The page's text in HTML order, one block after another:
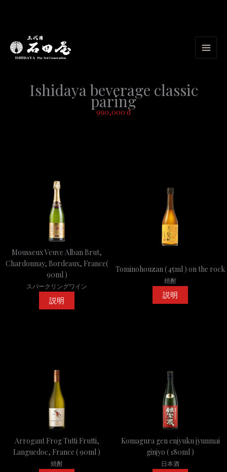
Ishidaya beverage classic
paring
990,000 đ
Mousseux Veuve Alban Brut,
Chardonnay, Bordeaux, France(
90ml )
スパークリングワイン
説明
Tominohouzan ( 45ml ) on the rock
焼酎
説明
Arrogant Frog Tutti Frutti,
Languedoc, France ( 90ml )
焼酎
Komagura gen enjyuku jyunmai
ginjyo ( 180ml )
日本酒